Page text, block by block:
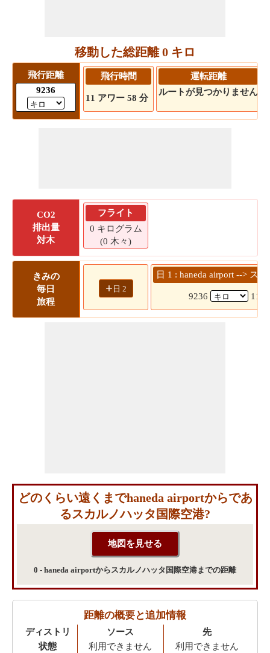
移動した総距離 0 キロ
飛行距離
9236
飛行時間
11 アワー 58 分
運転距離
ルートが見つかりません
CO2
排出量
対木
フライト
0 キログラム
(0 木々)
きみの
毎日
旅程
+ 日 2
日 1 : haneda airport --> ス
9236 11
どのくらい遠くまでhaneda airportからであ
るスカルノハッタ国際空港?
0 - haneda airportからスカルノハッタ国際空港までの距離
距離の概要と追加情報
ディストリ
状態
ソース
利用できません
先
利用できません